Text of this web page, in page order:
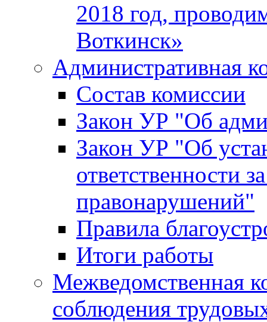
2018 год,
Воткинск»
Административная
Состав комиссии
Закон УР "Об
Закон УР "Об
ответственности
правонарушений"
Правила
Итоги работы
Межведомственная
соблюдения